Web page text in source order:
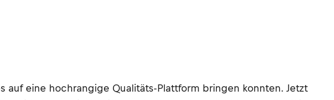
auf eine hochrangige Qualitäts-Plattform bringen konnten. Jetzt